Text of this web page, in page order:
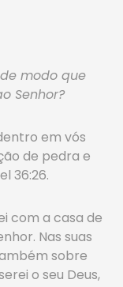
modo que
Senhor?
em vós
de pedra e
36:26.
com a casa de
Nas suas
sobre
o seu Deus,